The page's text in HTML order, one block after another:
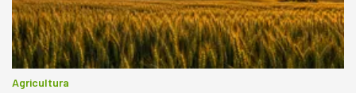
Agricultura